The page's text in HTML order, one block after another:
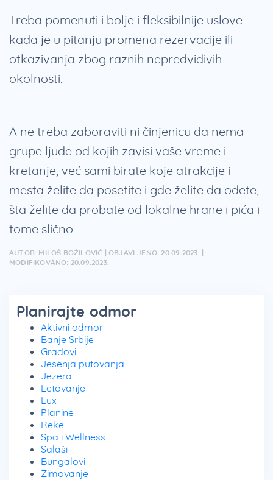
Treba pomenuti i bolje i fleksibilnije uslove
kada je u pitanju promena rezervacije ili
otkazivanja zbog raznih nepredvidivih
okolnosti.
A ne treba zaboraviti ni činjenicu da nema
grupe ljude od kojih zavisi vaše vreme i
kretanje, već sami birate koje atrakcije i
mesta želite da posetite i gde želite da odete,
šta želite da probate od lokalne hrane i pića i
tome slično.
AUTOR: MILOŠ BOŽILOVIĆ | OBJAVLJENO: 20.09.2023. |
MODIFIKOVANO: 20.09.2023.
Planirajte odmor
Aktivni odmor
Banje Srbije
Gradovi
Jesenja putovanja
Jezera
Letovanje
Lux
Planine
Reke
Spa i Wellness
Salaši
Bungalovi
Zimovanje